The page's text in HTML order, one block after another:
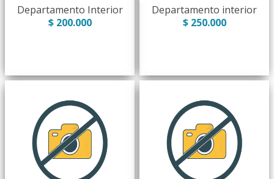
Departamento Interior
$ 200.000
Departamento interior
$ 250.000